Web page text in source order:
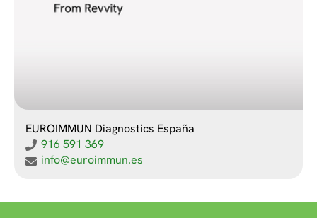
EUROIMMUN Diagnostics España
916 591 369
info@euroimmun.es